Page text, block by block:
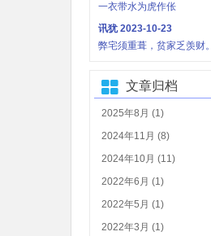
一衣带水为虎作伥
讯犹2023-10-23
弊宅须重葺，贫家乏羡财。
文章归档
2025年8月 (1)
2024年11月 (8)
2024年10月 (11)
2022年6月 (1)
2022年5月 (1)
2022年3月 (1)